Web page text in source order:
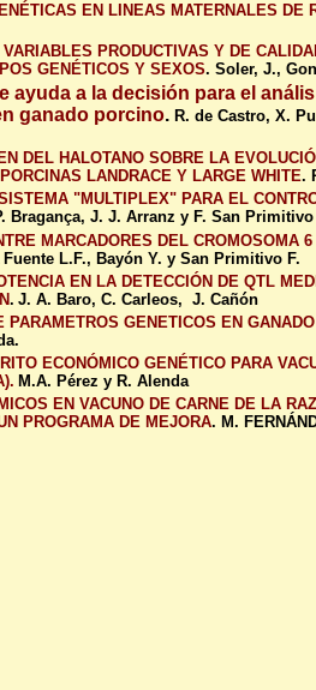
EN LINEAS MATERNALES DE
VARIABLES PRODUCTIVAS Y DE
GENÉTICOS Y SEXOS. Soler, J.,
ayuda a la decisión para el
ganado porcino. R. de Castro, X.
DEL HALOTANO SOBRE LA
LANDRACE Y LARGE WHITE.
"MULTIPLEX" PARA EL
Bragança, J. J. Arranz y F. San Primitivo
MARCADORES DEL CROMOSOMA
L.F., Bayón Y. y San Primitivo F.
EN LA DETECCIÓN DE QTL
. J. A. Baro, C. Carleos, J. Cañón
PARAMETROS GENETICOS EN
ECONÓMICO GENÉTICO PARA
M.A. Pérez y R. Alenda
EN VACUNO DE CARNE DE LA
PROGRAMA DE MEJORA. M.